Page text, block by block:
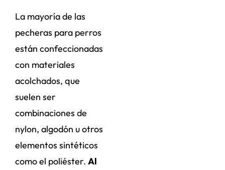
La mayoría de las
pecheras para perros
están confeccionadas
con materiales
acolchados, que
suelen ser
combinaciones de
nylon, algodón u otros
elementos sintéticos
como el poliéster. Al